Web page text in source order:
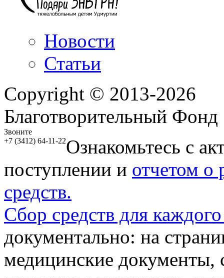
Новости
Статьи
Copyright © 2013-2026
Благотворительный
Звоните
+7 (3412) 64-11-22Ознакомьтесь с
поступлении и отчетом о
средств.
Сбор средств для
документально: на
медицинские документы,